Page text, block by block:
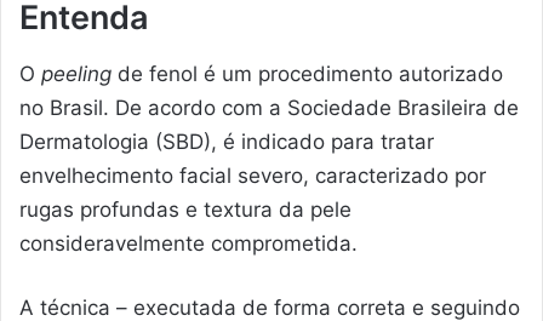
Entenda
O peeling de fenol é um procedimento autorizado
no Brasil. De acordo com a Sociedade Brasileira de
Dermatologia (SBD), é indicado para tratar
envelhecimento facial severo, caracterizado por
rugas profundas e textura da pele
consideravelmente comprometida.
A técnica – executada de forma correta e seguindo